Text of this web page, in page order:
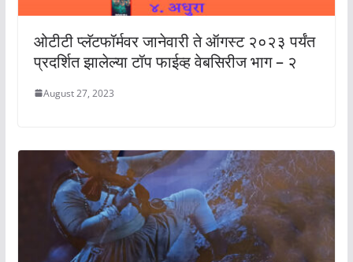
ओटीटी प्लॅटफॉर्मवर जानेवारी ते ऑगस्ट २०२३ पर्यंत
प्रदर्शित झालेल्या टॉप फाईव्ह वेबसिरीज भाग – २
August 27, 2023